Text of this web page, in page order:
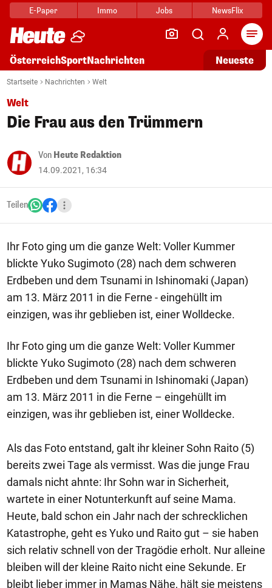
E-Paper Immo Jobs NewsFlix
ÖsterreichSportNachrichten Neueste
Startseite Nachrichten Welt
Welt
Die Frau aus den Trümmern
Von Heute Redaktion
14.09.2021, 16:34
Teilen
Ihr Foto ging um die ganze Welt: Voller Kummer
blickte Yuko Sugimoto (28) nach dem schweren
Erdbeben und dem Tsunami in Ishinomaki (Japan)
am 13. März 2011 in die Ferne - eingehüllt im
einzigen, was ihr geblieben ist, einer Wolldecke.
Ihr Foto ging um die ganze Welt: Voller Kummer
blickte Yuko Sugimoto (28) nach dem schweren
Erdbeben und dem Tsunami in Ishinomaki (Japan)
am 13. März 2011 in die Ferne – eingehüllt im
einzigen, was ihr geblieben ist, einer Wolldecke.
Als das Foto entstand, galt ihr kleiner Sohn Raito (5)
bereits zwei Tage als vermisst. Was die junge Frau
damals nicht ahnte: Ihr Sohn war in Sicherheit,
wartete in einer Notunterkunft auf seine Mama.
Heute, bald schon ein Jahr nach der schrecklichen
Katastrophe, geht es Yuko und Raito gut – sie haben
sich relativ schnell von der Tragödie erholt. Nur alleine
bleiben will der kleine Raito nicht eine Sekunde. Er
bleibt lieber immer in Mamas Nähe, hält sie meistens